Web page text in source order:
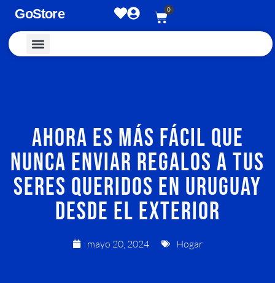
GoStore 0
AHORA ES MÁS FÁCIL QUE
NUNCA ENVIAR REGALOS A TUS
SERES QUERIDOS EN URUGUAY
DESDE EL EXTERIOR
mayo 20, 2024 Hogar